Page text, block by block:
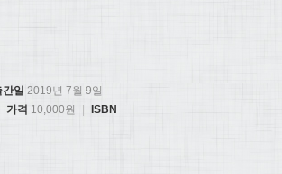
간일 2019년 7월 9일
가격 10,000원 | ISBN